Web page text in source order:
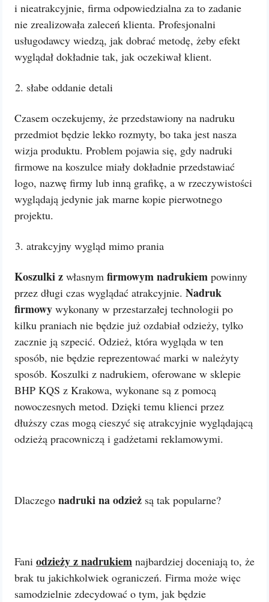
i nieatrakcyjnie, firma odpowiedzialna za to zadanie
nie zrealizowała zaleceń klienta. Profesjonalni
usługodawcy wiedzą, jak dobrać metodę, żeby efekt
wyglądał dokładnie tak, jak oczekiwał klient.
słabe oddanie detali
Czasem oczekujemy, że przedstawiony na nadruku
przedmiot będzie lekko rozmyty, bo taka jest nasza
wizja produktu. Problem pojawia się, gdy nadruki
firmowe na koszulce miały dokładnie przedstawiać
logo, nazwę firmy lub inną grafikę, a w rzeczywistości
wyglądają jedynie jak marne kopie pierwotnego
projektu.
atrakcyjny wygląd mimo prania
Koszulki z własnym firmowym nadrukiem powinny
przez długi czas wyglądać atrakcyjnie. Nadruk
firmowy wykonany w przestarzałej technologii po
kilku praniach nie będzie już ozdabiał odzieży, tylko
zacznie ją szpecić. Odzież, która wygląda w ten
sposób, nie będzie reprezentować marki w należyty
sposób. Koszulki z nadrukiem, oferowane w sklepie
BHP KQS z Krakowa, wykonane są z pomocą
nowoczesnych metod. Dzięki temu klienci przez
dłuższy czas mogą cieszyć się atrakcyjnie wyglądającą
odzieżą pracowniczą i gadżetami reklamowymi.
Dlaczego nadruki na odzież są tak popularne?
Fani odzieży z nadrukiem najbardziej doceniają to, że
brak tu jakichkolwiek ograniczeń. Firma może więc
samodzielnie zdecydować o tym, jak będzie